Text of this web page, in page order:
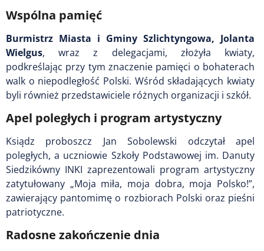
Wspólna pamięć
Burmistrz Miasta i Gminy Szlichtyngowa, Jolanta
Wielgus, wraz z delegacjami, złożyła kwiaty,
podkreślając przy tym znaczenie pamięci o bohaterach
walk o niepodległość Polski. Wśród składających kwiaty
byli również przedstawiciele różnych organizacji i szkół.
Apel poległych i program artystyczny
Ksiądz proboszcz Jan Sobolewski odczytał apel
poległych, a uczniowie Szkoły Podstawowej im. Danuty
Siedzikówny INKI zaprezentowali program artystyczny
zatytułowany „Moja miła, moja dobra, moja Polsko!”,
zawierający pantomimę o rozbiorach Polski oraz pieśni
patriotyczne.
Radosne zakończenie dnia